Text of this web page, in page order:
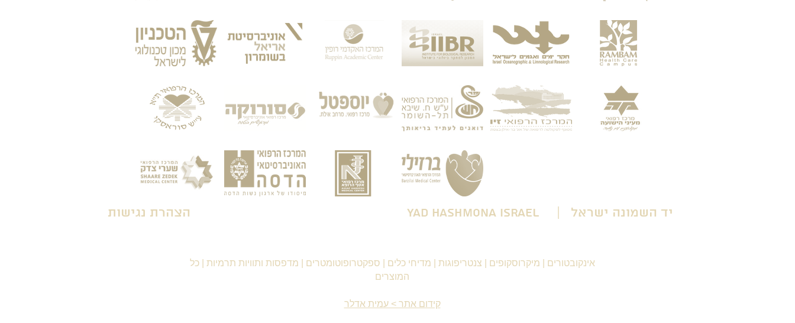
הצהרת נגישות יד השמונה ישראל | Yad HaShmona Israel
אינקובטורים מיקרוסקופים צנטריפוגות מדיחי כלים ספקטרופוטומטרים מדפסות ותוויות תרמיות |כל
המוצרים
קידום אתר > עמית אדלר